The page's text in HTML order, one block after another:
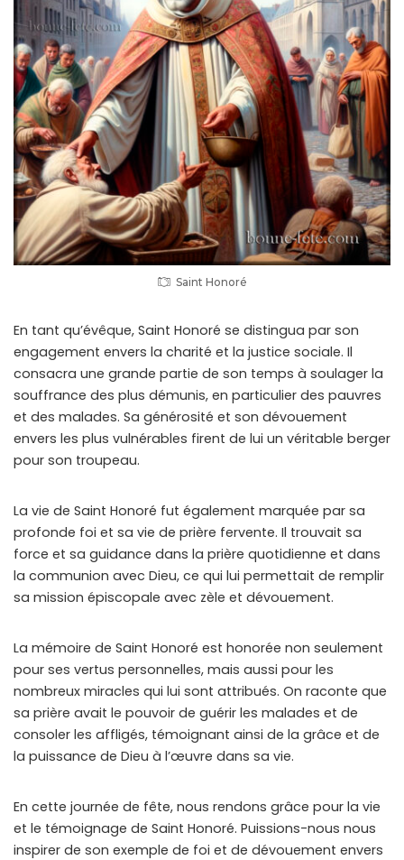
Saint Honoré
En tant qu’évêque, Saint Honoré se distingua par son
engagement envers la charité et la justice sociale. Il
consacra une grande partie de son temps à soulager la
souffrance des plus démunis, en particulier des pauvres
et des malades. Sa générosité et son dévouement
envers les plus vulnérables firent de lui un véritable berger
pour son troupeau.
La vie de Saint Honoré fut également marquée par sa
profonde foi et sa vie de prière fervente. Il trouvait sa
force et sa guidance dans la prière quotidienne et dans
la communion avec Dieu, ce qui lui permettait de remplir
sa mission épiscopale avec zèle et dévouement.
La mémoire de Saint Honoré est honorée non seulement
pour ses vertus personnelles, mais aussi pour les
nombreux miracles qui lui sont attribués. On raconte que
sa prière avait le pouvoir de guérir les malades et de
consoler les affligés, témoignant ainsi de la grâce et de
la puissance de Dieu à l’œuvre dans sa vie.
En cette journée de fête, nous rendons grâce pour la vie
et le témoignage de Saint Honoré. Puissions-nous nous
inspirer de son exemple de foi et de dévouement envers